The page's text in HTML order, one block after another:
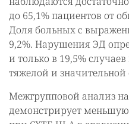
до 65,1% пациентов от
Доля больных с
9,2%. Нарушения ЭД
и только в 19,5%
тяжелой и значительной
Межгрупповой анализ
демонстрирует